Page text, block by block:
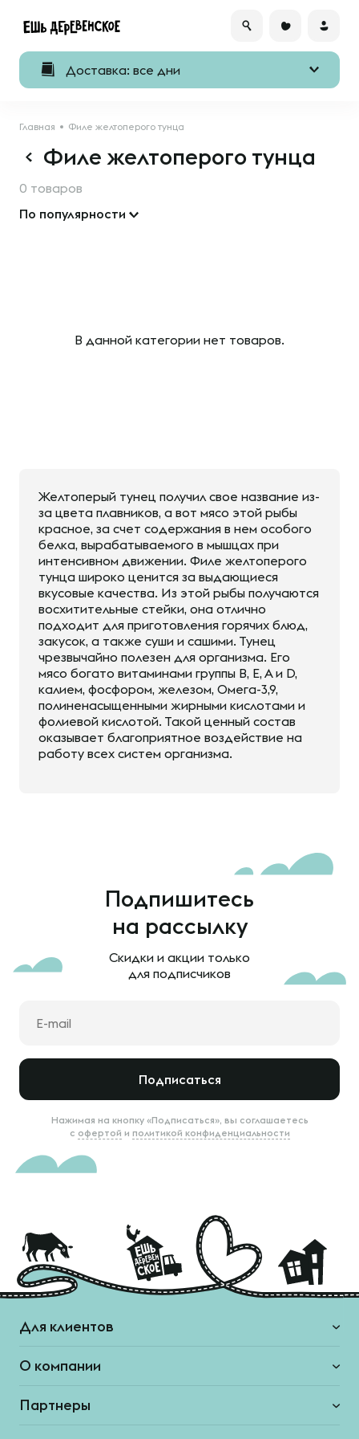
Доставка: все дни
Главная Филе желтоперого тунца
Филе желтоперого тунца
0 товаров
По популярности
В данной категории нет товаров.
Желтоперый тунец получил свое название из-
за цвета плавников, а вот мясо этой рыбы
красное, за счет содержания в нем особого
белка, вырабатываемого в мышцах при
интенсивном движении. Филе желтоперого
тунца широко ценится за выдающиеся
вкусовые качества. Из этой рыбы получаются
восхитительные стейки, она отлично
подходит для приготовления горячих блюд,
закусок, а также суши и сашими. Тунец
чрезвычайно полезен для организма. Его
мясо богато витаминами группы B, Е, А и D,
калием, фосфором, железом, Омега-3,9,
полиненасыщенными жирными кислотами и
фолиевой кислотой. Такой ценный состав
оказывает благоприятное воздействие на
работу всех систем организма.
Подпишитесь
на рассылку
Скидки и акции только
для подписчиков
Подписаться
Нажимая на кнопку «Подписаться», вы соглашаетесь
с офертой и политикой конфиденциальности
Для клиентов
О компании
Партнеры